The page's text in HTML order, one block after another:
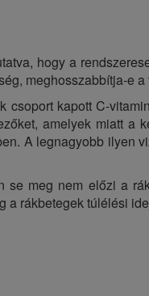
hogy a
meghosszabbítja-e a
csoport kapott C-
amelyek miatt a
A legnagyobb ilyen
se meg nem előzi a
a rákbetegek túlélési